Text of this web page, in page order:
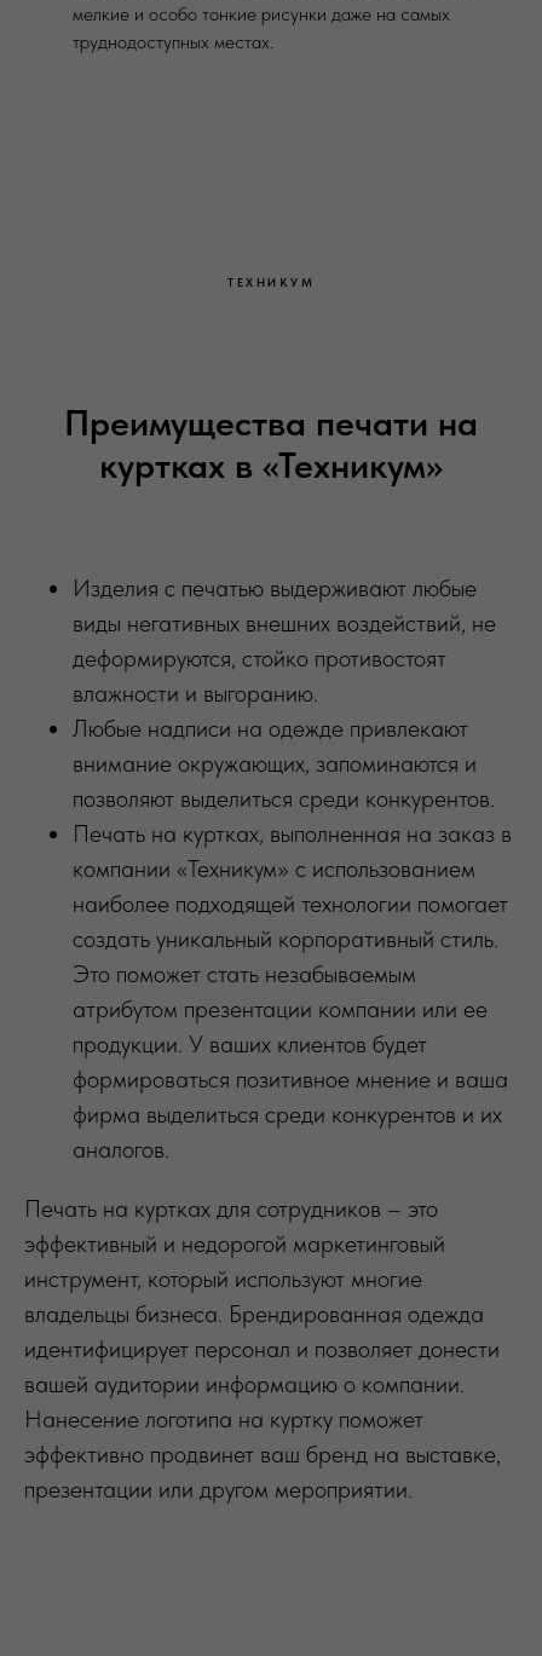
мелкие и особо тонкие рисунки даже на самых
труднодоступных местах.
ТЕХНИКУМ
Преимущества печати на
куртках в «Техникум»
Изделия с печатью выдерживают любые
виды негативных внешних воздействий, не
деформируются, стойко противостоят
влажности и выгоранию.
Любые надписи на одежде привлекают
внимание окружающих, запоминаются и
позволяют выделиться среди конкурентов.
Печать на куртках, выполненная на заказ в
компании «Техникум» с использованием
наиболее подходящей технологии помогает
создать уникальный корпоративный стиль.
Это поможет стать незабываемым
атрибутом презентации компании или ее
продукции. У ваших клиентов будет
формироваться позитивное мнение и ваша
фирма выделиться среди конкурентов и их
аналогов.
Печать на куртках для сотрудников – это
эффективный и недорогой маркетинговый
инструмент, который используют многие
владельцы бизнеса. Брендированная одежда
идентифицирует персонал и позволяет донести
вашей аудитории информацию о компании.
Нанесение логотипа на куртку поможет
эффективно продвинет ваш бренд на выставке,
презентации или другом мероприятии.